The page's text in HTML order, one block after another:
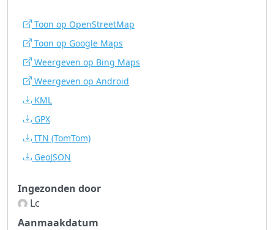
Toon op OpenStreetMap
Toon op Google Maps
Weergeven op Bing Maps
Weergeven op Android
KML
GPX
ITN (TomTom)
GeoJSON
Ingezonden door
Lc
Aanmaakdatum